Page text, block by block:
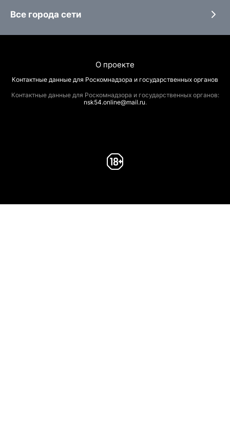
Все города сети
О проекте
Контактные данные для Роскомнадзора и государственных органов
Контактные данные для Роскомнадзора и государственных органов:
nsk54.online@mail.ru.